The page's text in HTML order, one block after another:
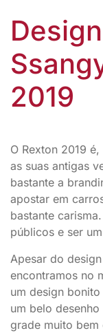
2019
O Rexton 2019
as suas antigas
bastante a
apostar em
bastante
públicos e ser
Apesar do
encontramos no
um design
um belo
grade muito